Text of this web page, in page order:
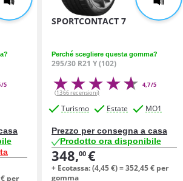
5
€ per
SPORTCONTACT 7
Perché scegliere questa gomma?
295/30 R21 Y (102)
4,7/5
(1366 recensioni)
Turismo Estate MO1
Prezzo per consegna a casa
Prodotto ora disponibile
348,00 €
+ Ecotassa: (4,45€) =352,45€ per
gomma